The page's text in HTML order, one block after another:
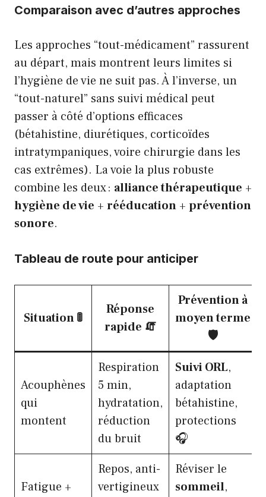
Comparaison avec d’autres approches
Les approches “tout-médicament” rassurent
au départ, mais montrent leurs limites si
l’hygiène de vie ne suit pas. À l’inverse, un
“tout-naturel” sans suivi médical peut
passer à côté d’options efficaces
(bétahistine, diurétiques, corticoïdes
intratympaniques, voire chirurgie dans les
cas extrêmes). La voie la plus robuste
combine les deux : alliance thérapeutique +
hygiène de vie + rééducation + prévention
sonore.
Tableau de route pour anticiper
Situation 🚦
Réponse
rapide 🧯
Prévention à
moyen terme
🛡️
Acouphènes
qui
montent
Respiration
5 min,
hydratation,
réduction
du bruit
Suivi ORL,
adaptation
bétahistine,
protections
🎧
Fatigue +
Repos, anti-
vertigineux
Réviser le
sommeil,